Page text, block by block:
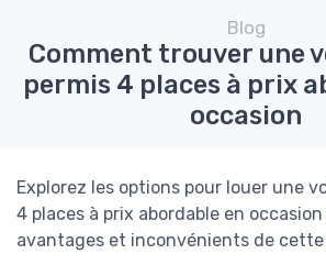
Blog
Comment trouver une
permis 4 places à prix
occasion
Explorez les options pour louer une
4 places à prix abordable en
avantages et inconvénients de